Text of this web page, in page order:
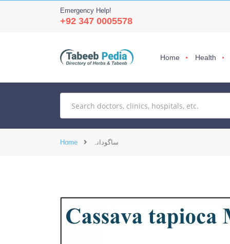
Emergency Help!
+92 347 0005578
Home Health
Home ساگودانہ